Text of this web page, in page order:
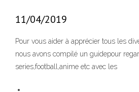
11/04/2019
Pour vous aider à apprécier tous les
nous avons compilé un guidepour
series,football,anime etc avec les